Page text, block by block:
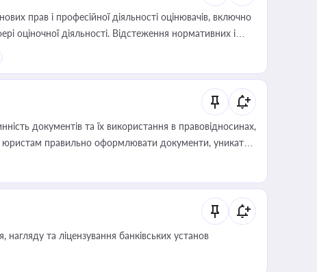
прав і професійної діяльності оцінювачів, включно
оціночної діяльності. Відстеження нормативних і
або бухгалтера під час оподаткування,
статусу суб'єктів оціночної діяльності
документів та їх використання в правовідносинах,
юристам правильно оформлювати документи, уникати
влади та контрагентами
нагляду та ліцензування банківських установ